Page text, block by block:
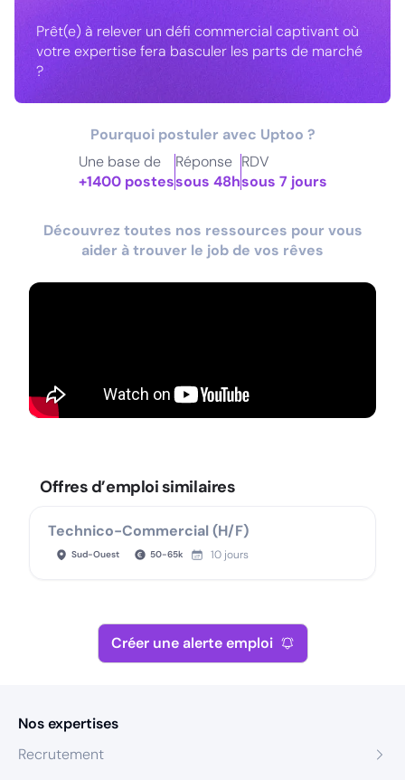
Prêt(e) à relever un défi commercial captivant où
votre expertise fera basculer les parts de marché
?
Pourquoi postuler avec Uptoo ?
Une base de
+1400 postes
Réponse
sous 48h
RDV
sous 7 jours
Découvrez toutes nos ressources pour vous
aider à trouver le job de vos rêves
Offres d’emploi similaires
Technico-Commercial (H/F)
Sud-Ouest 50-65k 10 jours
Créer une alerte emploi
Nos expertises
Recrutement